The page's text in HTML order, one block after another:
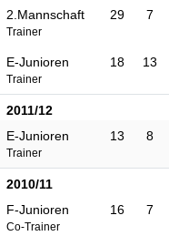
2.Mannschaft
Trainer
29 7
E-Junioren
Trainer
18 13
2011/12
E-Junioren
Trainer
13 8
2010/11
F-Junioren
Co-Trainer
16 7